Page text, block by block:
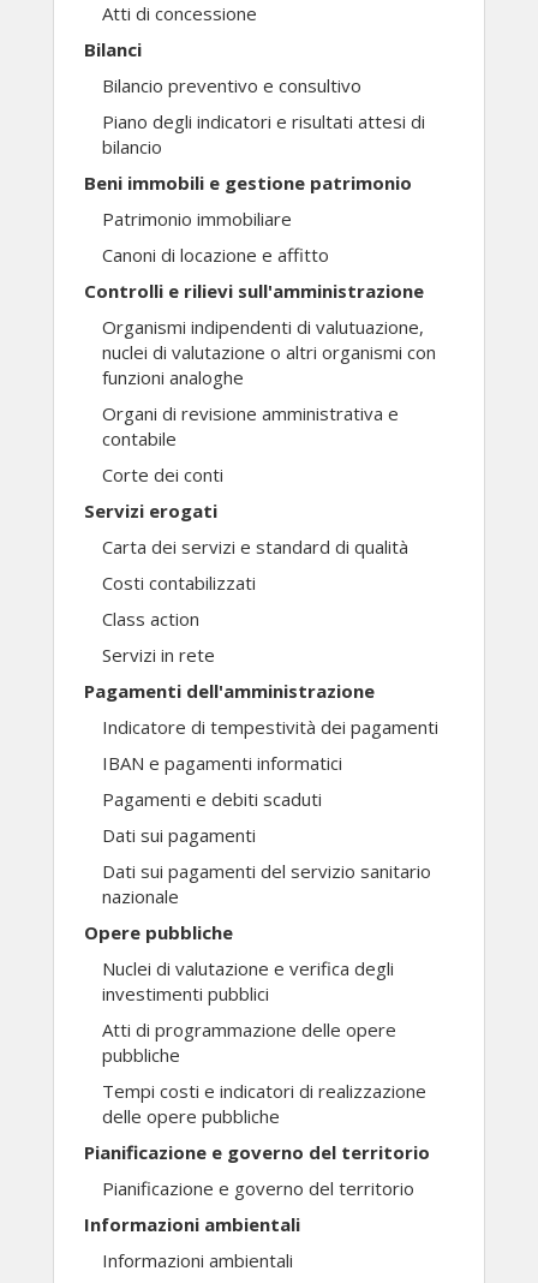
Atti di concessione
Bilanci
Bilancio preventivo e consultivo
Piano degli indicatori e risultati attesi di
bilancio
Beni immobili e gestione patrimonio
Patrimonio immobiliare
Canoni di locazione e affitto
Controlli e rilievi sull'amministrazione
Organismi indipendenti di valutuazione,
nuclei di valutazione o altri organismi con
funzioni analoghe
Organi di revisione amministrativa e
contabile
Corte dei conti
Servizi erogati
Carta dei servizi e standard di qualità
Costi contabilizzati
Class action
Servizi in rete
Pagamenti dell'amministrazione
Indicatore di tempestività dei pagamenti
IBAN e pagamenti informatici
Pagamenti e debiti scaduti
Dati sui pagamenti
Dati sui pagamenti del servizio sanitario
nazionale
Opere pubbliche
Nuclei di valutazione e verifica degli
investimenti pubblici
Atti di programmazione delle opere
pubbliche
Tempi costi e indicatori di realizzazione
delle opere pubbliche
Pianificazione e governo del territorio
Pianificazione e governo del territorio
Informazioni ambientali
Informazioni ambientali